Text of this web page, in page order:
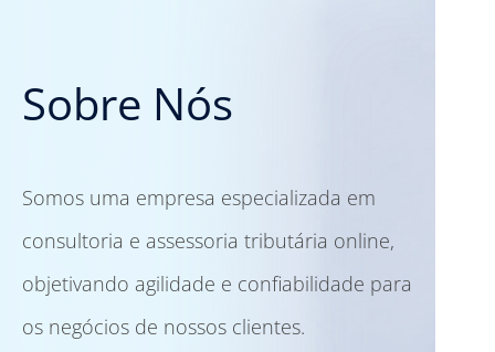
Sobre Nós
Somos uma empresa especializada em
consultoria e assessoria tributária online,
objetivando agilidade e confiabilidade para
os negócios de nossos clientes.